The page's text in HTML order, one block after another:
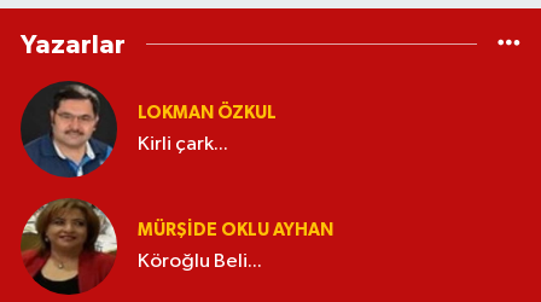
Yazarlar
LOKMAN ÖZKUL
Kirli çark...
MÜRŞIDE OKLU AYHAN
Köroğlu Beli...